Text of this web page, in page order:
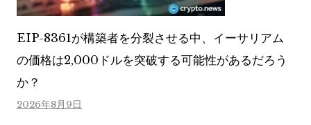
EIP-8361が構築者を分裂させる中、イーサリアム
の価格は2,000ドルを突破する可能性があるだろう
か？
2026年8月9日